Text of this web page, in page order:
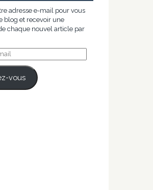
adresse e-mail pour vous
blog et recevoir une
chaque nouvel article par
vous